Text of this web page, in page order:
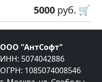
5000 руб. 🛒
ООО "АнтСофт"
ИНН: 5074042886
ОГРН: 1085074008546